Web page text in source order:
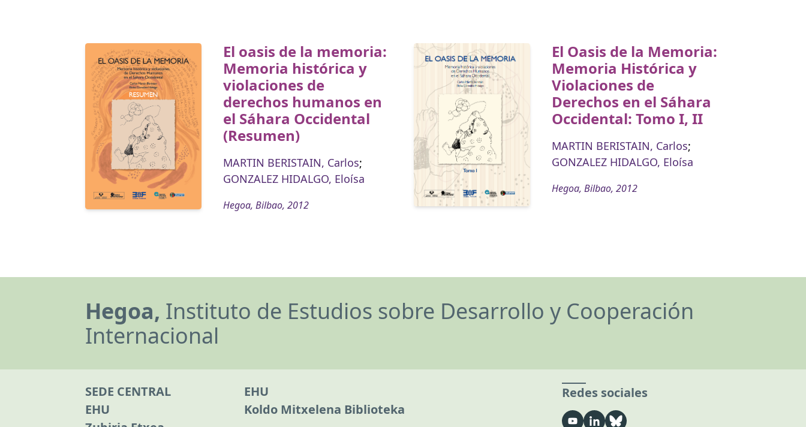
El oasis de la memoria:
Memoria histórica y
violaciones de
derechos humanos en
el Sáhara Occidental
(Resumen)
MARTIN BERISTAIN, Carlos;
GONZALEZ HIDALGO, Eloísa
Hegoa, Bilbao, 2012
El Oasis de la Memoria:
Memoria Histórica y
Violaciones de
Derechos en el Sáhara
Occidental: Tomo I, II
MARTIN BERISTAIN, Carlos;
GONZALEZ HIDALGO, Eloísa
Hegoa, Bilbao, 2012
Hegoa, Instituto de Estudios sobre Desarrollo y Cooperación
Internacional
SEDE CENTRAL
EHU
EHU
Koldo Mitxelena Biblioteka
Redes sociales